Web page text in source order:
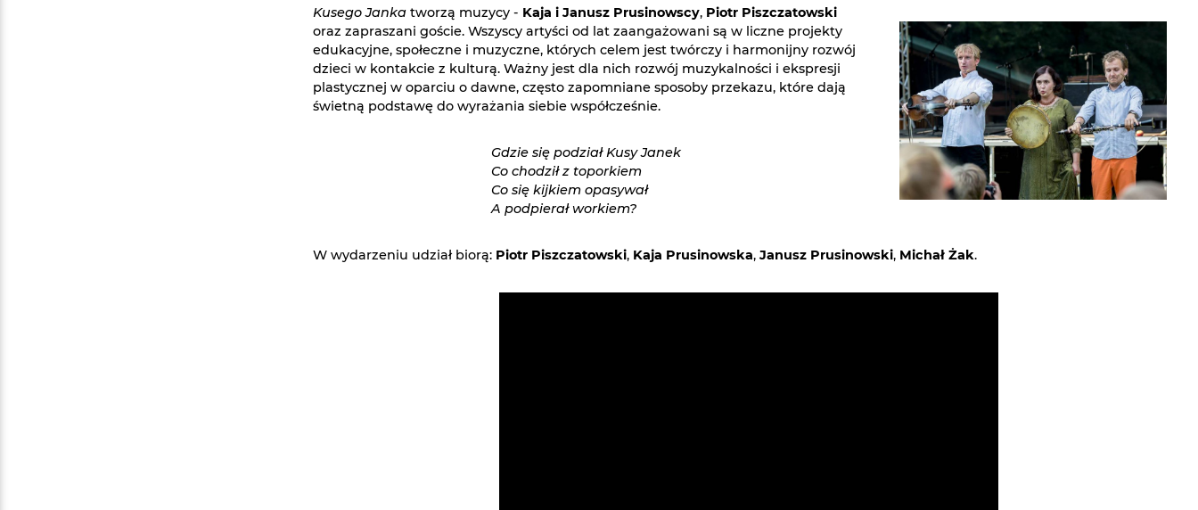
Kusego Janka tworzą muzycy - Kaja i Janusz Prusinowscy, Piotr Piszczatowski
oraz zapraszani goście. Wszyscy artyści od lat zaangażowani są w liczne projekty
edukacyjne, społeczne i muzyczne, których celem jest twórczy i harmonijny rozwój
dzieci w kontakcie z kulturą. Ważny jest dla nich rozwój muzykalności i ekspresji
plastycznej w oparciu o dawne, często zapomniane sposoby przekazu, które dają
świetną podstawę do wyrażania siebie współcześnie.
Gdzie się podział Kusy Janek
Co chodził z toporkiem
Co się kijkiem opasywał
A podpierał workiem?
W wydarzeniu udział biorą: Piotr Piszczatowski, Kaja Prusinowska, Janusz Prusinowski, Michał Żak.